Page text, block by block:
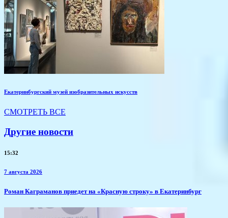
Екатеринбургский музей изобразительных искусств
СМОТРЕТЬ ВСЕ
Другие новости
15:32
7 августа 2026
​Роман Каграманов приедет на «Красную строку» в Екатеринбург